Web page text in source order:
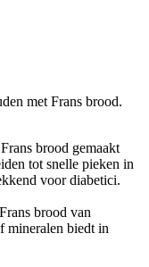
met Frans brood.
brood gemaakt
tot snelle pieken in
voor diabetici.
brood van
mineralen biedt in